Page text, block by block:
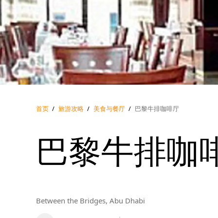
首页 / 旅游攻略 / 美食与餐厅 / 巴黎牛排咖啡厅
巴黎牛排咖
Between the Bridges, Abu Dhabi